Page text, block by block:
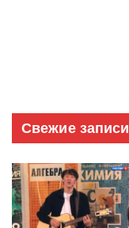
Свежие записи